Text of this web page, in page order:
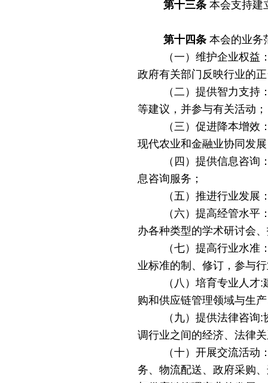
第十三条 本会支持建
第十四条 本会的业务
（一）维护企业权
政府有关部门反映行业的
（二）提供智力支
等建议，并参与有关活动；
（三）促进降本增
现代农业和金融业协同发
（四）提供信息咨
息咨询服务；
（五）推进行业发
（六）提高经管水
办各种类型的学术研讨会
（七）提高行业水
业标准的制、修订，参与
（八）培育专业人才:
购和供应链管理领域与生
（九）提供法律咨询:
调行业之间的经济、法律
（十）开展交流活
务、物流配送、政府采购